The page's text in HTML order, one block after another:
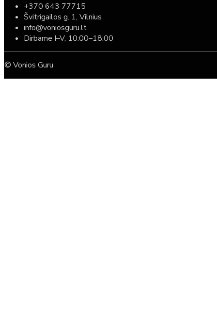
+370 643 77715
Švitrigailos g. 1, Vilnius
info@voniosguru.lt
Dirbame I–V, 10:00–18:00
© Vonios Guru